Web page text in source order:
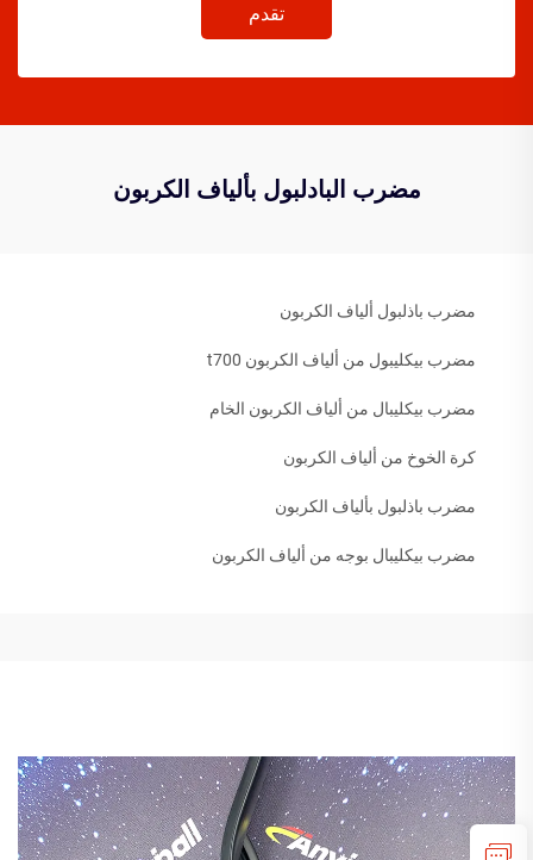
تقدم
مضرب البادلبول بألياف الكربون
مضرب باذلبول ألياف الكربون
مضرب بيكليبول من ألياف الكربون t700
مضرب بيكليبال من ألياف الكربون الخام
كرة الخوخ من ألياف الكربون
مضرب باذلبول بألياف الكربون
مضرب بيكليبال بوجه من ألياف الكربون